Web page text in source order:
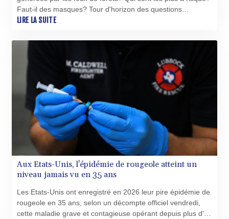
XOF 655.908456
ZMK 10389.969123
ZMW 21.955185
ZWL 371.682381
AED 4.239148
AED 4.239148
AFN 76.183133
ALL 93.242695
AMD 422.066935
AOA 1059.642688
ARS 1727.110367
AUD 1.638971
AWG 2.080616
AZN 1.960251
BAM 1.955655
BBD 2.324318
Faut-il des masques? Tour d'horizon des questions
sanitaires soulevées par les incendies majeurs en cours cet
LIRE LA SUITE
Aux Etats-Unis, l'épidémie de rougeole atteint un
niveau jamais vu en 35 ans
Les Etats-Unis ont enregistré en 2026 leur pire épidémie de
rougeole en 35 ans, selon un décompte officiel vendredi,
cette maladie grave et contagieuse opérant depuis plus d'un